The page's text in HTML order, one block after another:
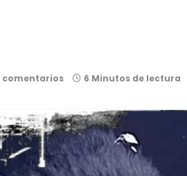
comentarios 6 Minutos de lectura